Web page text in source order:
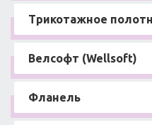
Трикотажное
Велсофт (Wellsoft)
Фланель